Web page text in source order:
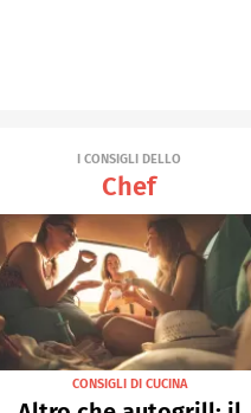
I CONSIGLI DELLO
Chef
CONSIGLI DI CUCINA